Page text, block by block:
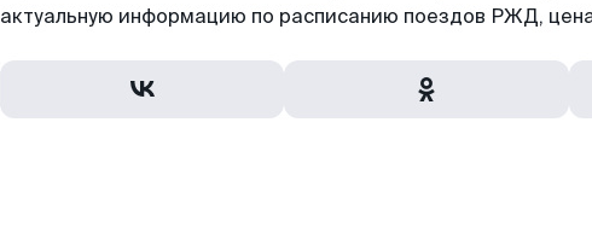
актуальную информацию по расписанию поездов РЖД,